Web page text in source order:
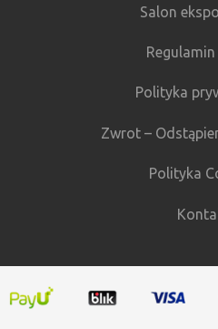
Salon
Polityka
Zwrot –
Polityka